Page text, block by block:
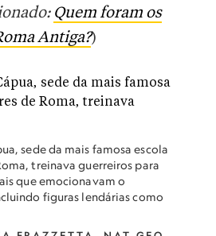
Quem foram os
Antiga?)
sede da mais famosa escola
treinava guerreiros para
que emocionavam o
figuras lendárias como